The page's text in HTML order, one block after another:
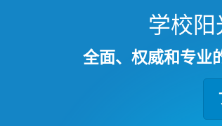
学校
全面、权威和专业